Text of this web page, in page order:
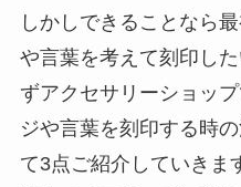
しかしできることなら
や言葉を考えて刻印し
ずアクセサリーショッ
ジや言葉を刻印する時
て3点ご紹介していきま